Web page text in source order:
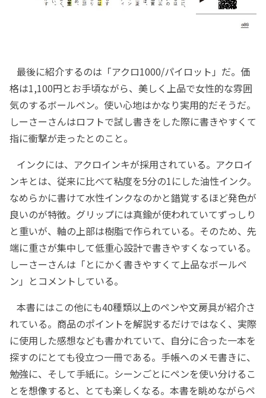
最後に紹介するのは「アクロ1000/パイロット」だ。価
格は1,100円とお手頃ながら、美しく上品で女性的な雰囲
気のするボールペン。使い心地はかなり実用的だそうだ。
しーさーさんはロフトで試し書きをした際に書きやすくて
指に衝撃が走ったとのこと。
インクには、アクロインキが採用されている。アクロイ
ンキとは、従来に比べて粘度を5分の1にした油性インク。
なめらかに書けて水性インクなのかと錯覚するほど発色が
良いのが特徴。グリップには真鍮が使われていてずっしり
と重いが、軸の上部は樹脂で作られている。そのため、先
端に重さが集中して低重心設計で書きやすくなっている。
しーさーさんは「とにかく書きやすくて上品なボールペ
ン」とコメントしている。
本書にはこの他にも40種類以上のペンや文房具が紹介さ
れている。商品のポイントを解説するだけではなく、実際
に使用した感想なども書かれていて、自分に合った一本を
探すのにとても役立つ一冊である。手帳へのメモ書きに、
勉強に、そして手紙に。シーンごとにペンを使い分けるこ
とを想像すると、とても楽しくなる。本書を眺めながらペ